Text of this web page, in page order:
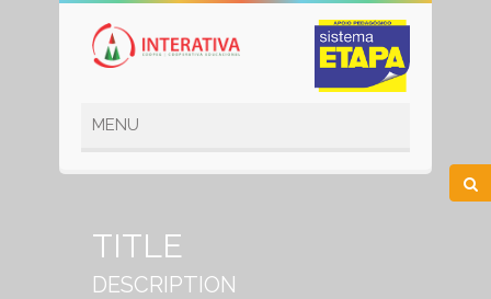
TITLE
DESCRIPTION